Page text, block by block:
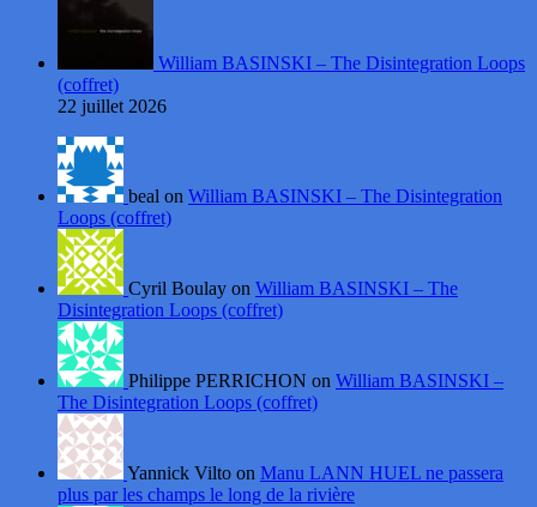
William BASINSKI – The Disintegration Loops
(coffret)
22 juillet 2026
beal on William BASINSKI – The Disintegration
Loops (coffret)
Cyril Boulay on William BASINSKI – The
Disintegration Loops (coffret)
Philippe PERRICHON on William BASINSKI –
The Disintegration Loops (coffret)
Yannick Vilto on Manu LANN HUEL ne passera
plus par les champs le long de la rivière